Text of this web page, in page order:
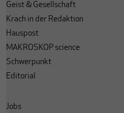
Geist & Gesellschaft
Krach in der Redaktion
Hauspost
MAKROSKOP science
Schwerpunkt
Editorial
Jobs